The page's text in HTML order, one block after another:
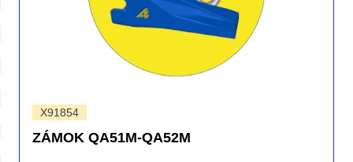
X91854
ZÁMOK QA51M-QA52M